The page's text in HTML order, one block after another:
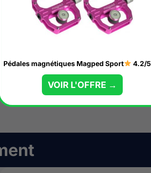
Pédales magnétiques Magped Sport 4.2/5
VOIR L'OFFRE →